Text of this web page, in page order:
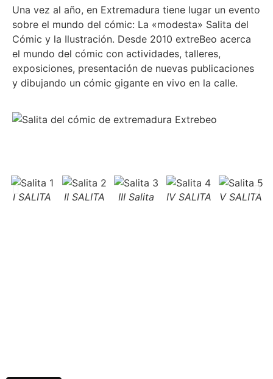
Una vez al año, en Extremadura tiene lugar un evento
sobre el mundo del cómic: La «modesta» Salita del
Cómic y la Ilustración. Desde 2010 extreBeo acerca
el mundo del cómic con actividades, talleres,
exposiciones, presentación de nuevas publicaciones
y dibujando un cómic gigante en vivo en la calle.
I SALITA II SALITA III Salita IV SALITA V SALITA